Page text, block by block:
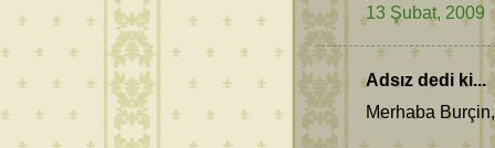
13 Şubat, 2009
Adsız dedi ki...
Merhaba Burçin,